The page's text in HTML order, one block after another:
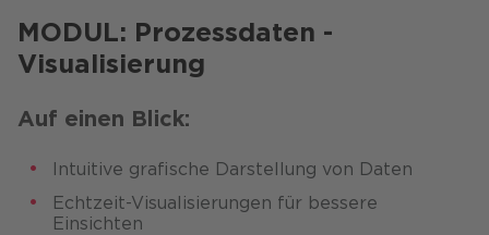
MODUL: Prozessdaten -
Visualisierung
Auf einen Blick:
Intuitive grafische Darstellung von Daten​
Echtzeit-Visualisierungen für bessere
Einsichten